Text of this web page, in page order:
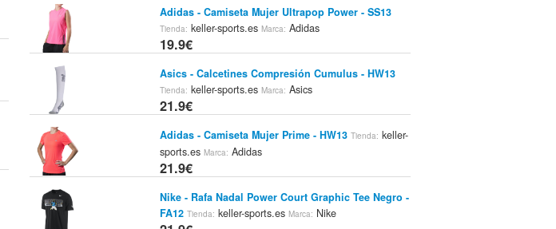
Adidas - Camiseta Mujer Ultrapop Power - SS13
Tienda: keller-sports.es Marca: Adidas
19.9€
Asics - Calcetines Compresión Cumulus - HW13
Tienda: keller-sports.es Marca: Asics
21.9€
Adidas - Camiseta Mujer Prime - HW13 Tienda: keller-
sports.es Marca: Adidas
21.9€
Nike - Rafa Nadal Power Court Graphic Tee Negro -
FA12 Tienda: keller-sports.es Marca: Nike